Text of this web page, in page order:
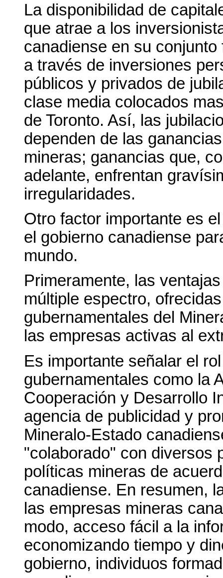
La disponibilidad de
que atrae a los
canadiense en su
a través de inversiones
públicos y privados de
clase media colocados
de Toronto. Así, las
dependen de las
mineras; ganancias que,
adelante, enfrentan
irregularidades.
Otro factor importante es
el gobierno canadiense
mundo.
Primeramente, las
múltiple espectro,
gubernamentales del
las empresas activas al
Es importante señalar el
gubernamentales como la
Cooperación y Desarrollo
agencia de publicidad y
Mineralo-Estado
"colaborado" con diversos
políticas mineras de
canadiense. En resumen,
las empresas mineras
modo, acceso fácil a la
economizando tiempo y
gobierno, individuos